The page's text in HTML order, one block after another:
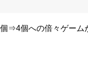
⇒4個への倍々ゲーム